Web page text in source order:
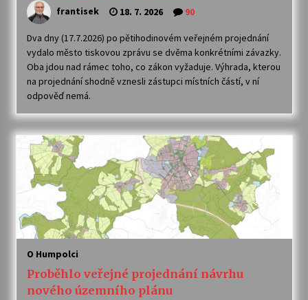
frantisek 18. 7. 2026 90
Dva dny (17.7.2026) po pětihodinovém veřejném projednání
vydalo město tiskovou zprávu se dvěma konkrétními závazky.
Oba jdou nad rámec toho, co zákon vyžaduje. Výhrada, kterou
na projednání shodně vznesli zástupci místních částí, v ní
odpověď nemá.
O Humpolci
Proběhlo veřejné projednání návrhu
nového územního plánu